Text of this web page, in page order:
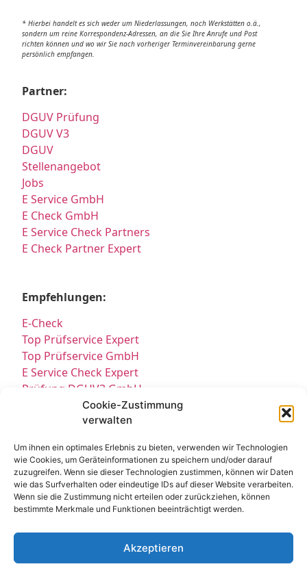
Cookie-Zustimmung
verwalten
Um ihnen ein optimales Erlebnis zu bieten, verwenden wir Technologien
wie Cookies, um Geräteinformationen zu speichern und/oder darauf
zuzugreifen. Wenn sie dieser Technologien zustimmen, können wir Daten
wie das Surfverhalten oder eindeutige IDs auf dieser Website verarbeiten.
Wenn sie die Zustimmung nicht erteilen oder zurückziehen, können
bestimmte Merkmale und Funktionen beeinträchtigt werden.
Akzeptieren
* Hierbei handelt es sich weder um Niederlassungen, noch Werkstätten o.ä.,
sondern um reine Korrespondenz-Adressen, an die Sie Ihre Anrufe und Post
richten können und wo wir Sie nach vorheriger Terminvereinbarung gerne
persönlich empfangen.
Partner:
DGUV Prüfung
DGUV V3
DGUV
Stellenangebot
Jobs
E Service GmbH
E Check GmbH
E Service Check Partners
E Check Partner Expert
Empfehlungen:
E-Check
Top Prüfservice Expert
Top Prüfservice GmbH
E Service Check Expert
Prüfung DGUV3 GmbH
Sicherheitsprüfungen Partners
Sicherheitsprüfungen Expert
Prüfung elektrischer Anlagen